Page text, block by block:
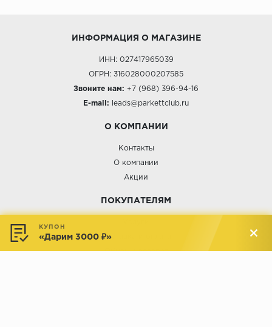
ИНФОРМАЦИЯ О МАГАЗИНЕ
ИНН: 027417965039
ОГРН: 316028000207585
Звоните нам: +7 (968) 396-94-16
E-mail: leads@parkettclub.ru
О КОМПАНИИ
Контакты
О компании
Акции
ПОКУПАТЕЛЯМ
Доставка и оплата
Обмен и возврат
КУПОН
«Дарим 3000 ₽»